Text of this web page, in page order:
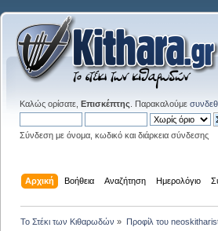
Καλώς ορίσατε, Επισκέπτης . Παρακαλούμε
Σύνδεση με όνομα, κωδικό και διάρκεια σύνδεσης
Αρχική Βοήθεια Αναζήτηση Ημερολόγιο
Το Στέκι των Κιθαρωδών » Προφίλ του